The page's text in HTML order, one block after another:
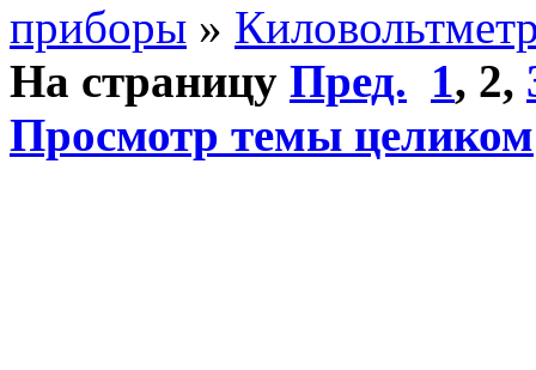
приборы »
На страницу Пред. 1, 2,
Просмотр темы целиком